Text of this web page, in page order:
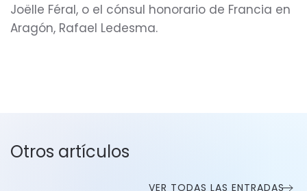
Joëlle Féral, o el cónsul honorario de Francia en
Aragón, Rafael Ledesma.
Otros artículos
VER TODAS LAS ENTRADAS